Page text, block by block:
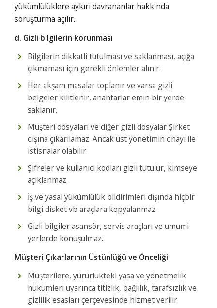
yükümlülüklere aykırı davrananlar hakkında
soruşturma açılır.
d. Gizli bilgilerin korunması
Bilgilerin dikkatli tutulması ve saklanması, açığa
çıkmaması için gerekli önlemler alınır.
Her akşam masalar toplanır ve varsa gizli
belgeler kilitlenir, anahtarlar emin bir yerde
saklanır.
Müşteri dosyaları ve diğer gizli dosyalar Şirket
dışına çıkarılamaz. Ancak üst yönetimin onayı ile
istisnalar olabilir.
Şifreler ve kullanıcı kodları gizli tutulur, kimseye
açıklanmaz.
İş ve yasal yükümlülük bildirimleri dışında hiçbir
bilgi disket vb araçlara kopyalanmaz.
Gizli bilgiler asansör, servis araçları ve umumi
yerlerde konuşulmaz.
Müşteri Çıkarlarının Üstünlüğü ve Önceliği
Müşterilere, yürürlükteki yasa ve yönetmelik
hükümleri uyarınca titizlik, bağlılık, tarafsızlık ve
gizlilik esasları çerçevesinde hizmet verilir.